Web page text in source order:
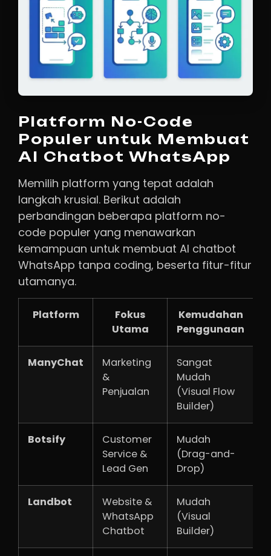
Platform No-Code
Populer untuk Membuat
AI Chatbot WhatsApp
Memilih platform yang tepat adalah
langkah krusial. Berikut adalah
perbandingan beberapa platform no-
code populer yang menawarkan
kemampuan untuk membuat AI chatbot
WhatsApp tanpa coding, beserta fitur-fitur
utamanya.
Platform
Fokus
Utama
Kemudahan
Penggunaan
ManyChat
Marketing
&
Penjualan
Sangat
Mudah
(Visual Flow
Builder)
Botsify
Customer
Service &
Lead Gen
Mudah
(Drag-and-
Drop)
Landbot
Website &
WhatsApp
Chatbot
Mudah
(Visual
Builder)